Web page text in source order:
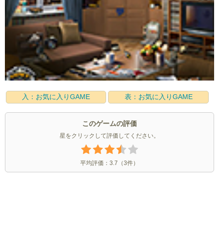
入：お気に入りGAME 表：お気に入りGAME
このゲームの評価
星をクリックして評価してください。
平均評価： 3.7 （3件）